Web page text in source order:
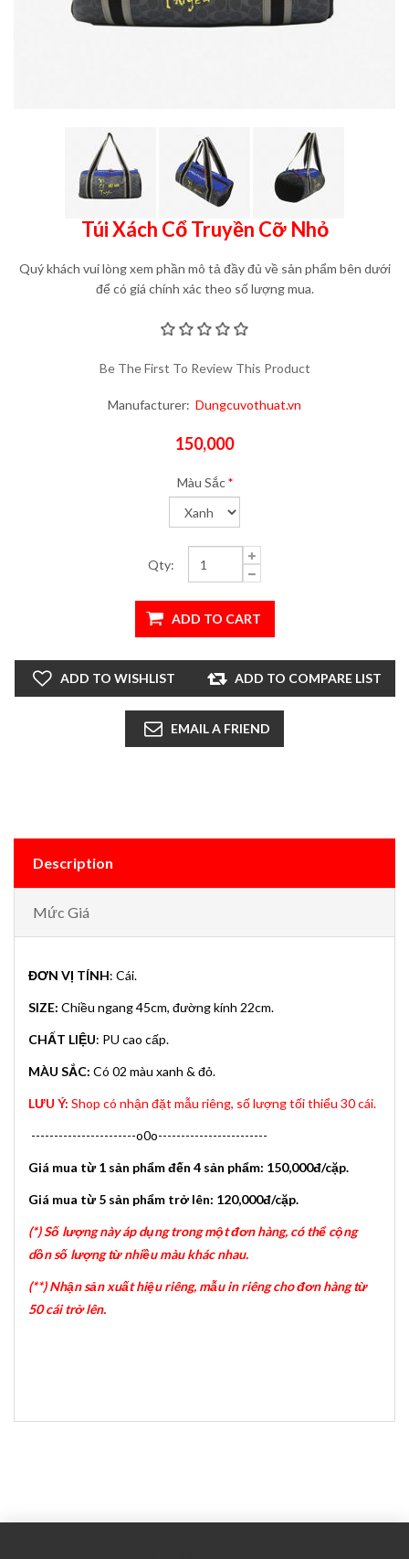
Túi Xách Cổ Truyền Cỡ Nhỏ
Quý khách vui lòng xem phần mô tả đầy đủ về sản phẩm bên dưới
để có giá chính xác theo số lượng mua.
Be The First To Review This Product
Manufacturer: Dungcuvothuat.vn
150,000
Màu Sắc *
Qty:
Description
Mức Giá
ĐƠN VỊ TÍNH: Cái.
SIZE: Chiều ngang 45cm, đường kính 22cm.
CHẤT LIỆU: PU cao cấp.
MÀU SẮC: Có 02 màu xanh & đỏ.
LƯU Ý: Shop có nhận đặt mẫu riêng, số lượng tối thiểu 30 cái.
-----------------------o0o------------------------
Giá mua từ 1 sản phẩm đến 4 sản phẩm: 150,000đ/cặp.
Giá mua từ 5 sản phẩm trở lên: 120,000đ/cặp.
(*) Số lượng này áp dụng trong một đơn hàng, có thể cộng
dồn số lượng từ nhiều màu khác nhau.
(**) Nhận sản xuất hiệu riêng, mẫu in riêng cho đơn hàng từ
50 cái trở lên.